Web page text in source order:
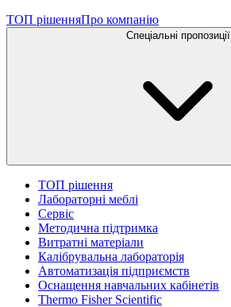
ТОП рішенняПро компанію
Спеціальні пропозиції
ТОП рішення
Лабораторні меблі
Сервіс
Методична підтримка
Витратні матеріали
Калібрувальна лабораторія
Автоматизація підприємств
Оснащення навчальних кабінетів
Thermo Fisher Scientific